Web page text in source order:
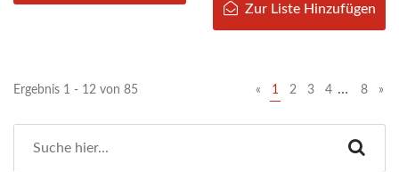
Zur Liste Hinzufügen
Ergebnis 1 - 12 von 85 « 1 2 3 4 … 8 »